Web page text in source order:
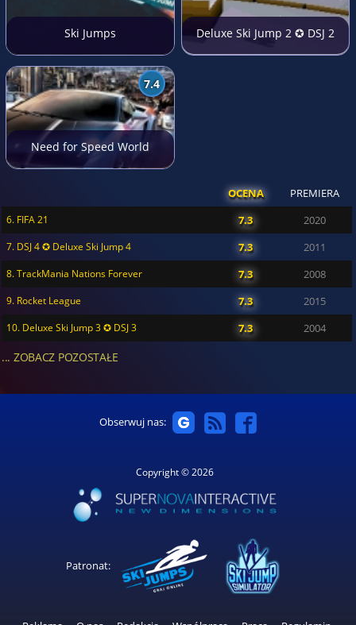
Ski Jumps Deluxe Ski Jump 2 ✪ DSJ 2
7.4
Need for Speed World
OCENA PREMIERA
6. FIFA 21 7.3 2020
7. DSJ 4 ✪ Deluxe Ski Jump 4 7.3 2011
8. TrackMania Nations Forever 7.3 2008
9. Rocket League 7.3 2015
10. Deluxe Ski Jump 3 ✪ DSJ 3 7.3 2004
... ZOBACZ POZOSTAŁE
Obserwuj nas:
Copyright © 2026
Patronat: